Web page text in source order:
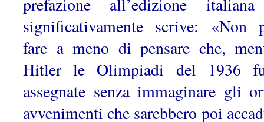
prefazione all’edizione
significativamente scrive: «Non
fare a meno di pensare che,
Hitler le Olimpiadi del 1936
assegnate senza immaginare gli
avvenimenti che sarebbero poi